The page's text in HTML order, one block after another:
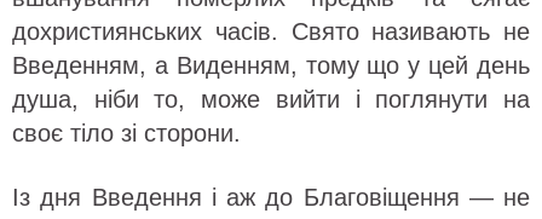
дохристиянських часів. Свято називають не
Введенням, а Виденням, тому що у цей день
душа, ніби то, може вийти і поглянути на
своє тіло зі сторони.
Із дня Введення і аж до Благовіщення — не